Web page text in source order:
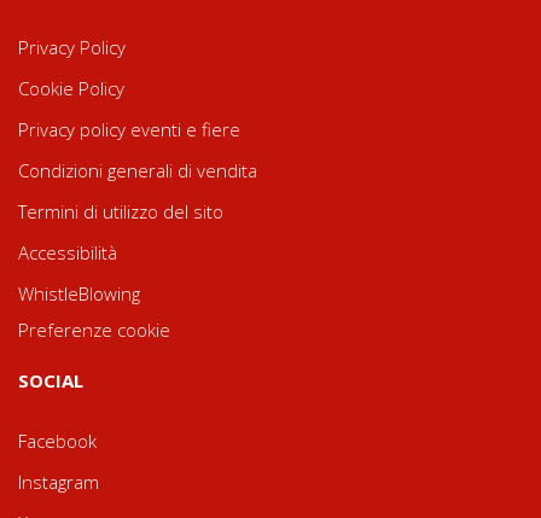
Privacy Policy
Cookie Policy
Privacy policy eventi e fiere
Condizioni generali di vendita
Termini di utilizzo del sito
Accessibilità
WhistleBlowing
Preferenze cookie
SOCIAL
Facebook
Instagram